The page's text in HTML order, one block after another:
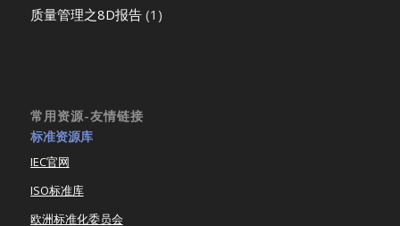
质量管理之8D报告(1)
常用资源-友情链接
标准资源库
IEC官网
ISO标准库
欧洲标准化委员会